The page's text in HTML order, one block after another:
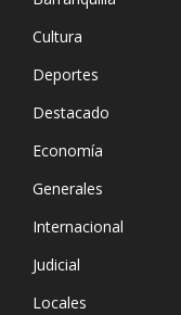
Cultura
Deportes
Destacado
Economía
Generales
Internacional
Judicial
Locales